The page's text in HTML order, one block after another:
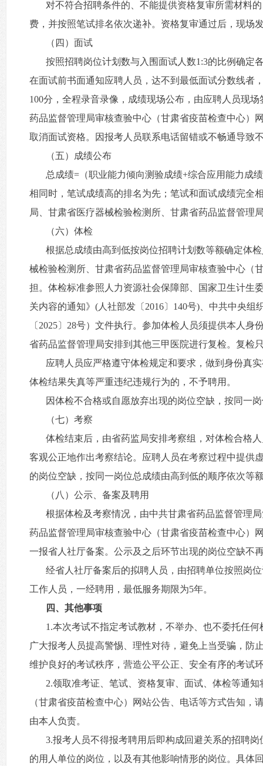
对不符合招聘条件的、不能提供资格复审所需材料
费，并按照笔试排名依次递补。资格复审通过后，现场
（四）面试
按照招聘岗位计划数与入围面试人数1:3的比例确定
在面试前书面通知应聘人员，达不到最低面试分数线者
100分，全程录音录像，成绩现场公布，由应聘人员现
药品监督管理局审核查验中心（甘肃省疫苗检查中心）
取消面试资格。因报考人员联系电话留错或不畅通导致
（五）成绩公布
总成绩=（职业能力倾向测验成绩+综合应用能力成
相同时，笔试成绩高的排名为先；笔试和面试成绩完全
局、甘肃省医疗器械检验检测所、甘肃省药品监督管理
（六）体检
根据总成绩由高到低按岗位招聘计划数等额确定体
械检验检测所、甘肃省药品监督管理局审核查验中心（
担。体检标准参照人力资源社会保障部、国家卫生计生
关内容的通知》(人社部发〔2016〕140号)、中共中央
〔2025〕28号）文件执行。参加体检人员须提供本人
省药品监督管理局安排到其他三甲医院进行复检。复检
应聘人员应严格遵守体检规定和要求，做到身份真
体检结果失真等严重违纪违规行为的，不予聘用。
因体检不合格或自愿放弃出现的岗位空缺，按同一
（七）考察
体检结束后，由省药监局安排考察组，对体检合格
客观公正地作出考察结论。应聘人员在考察过程中提供
的岗位空缺，按同一岗位总成绩由高到低的顺序依次等
（八）公示、备案及聘用
根据体检及考察情况，由中共甘肃省药品监督管理
药品监督管理局审核查验中心（甘肃省疫苗检查中心）
一报省人社厅备案。公示及之后环节出现的岗位空缺
经省人社厅备案后的拟聘人员，由招聘单位按照岗
工作人员，一经聘用，最低服务期限为5年。
四、其他事项
1.本次考试不指定考试教材，不举办、也不委托任
广大报考人员提高警惕、理性对待，避免上当受骗，防
维护良好的考试秩序，营造公平公正、安全有序的考试
2.领取准考证、笔试、资格复审、面试、体检等通
（甘肃省疫苗检查中心）网站公告、电话等方式告知
由本人负责。
3.报考人员不得报考聘用后即构成回避关系的招聘
的用人单位的岗位，以及有其他影响情形的岗位。具体